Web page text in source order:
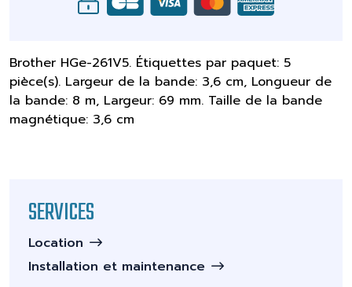
Brother HGe-261V5. Étiquettes par paquet: 5
pièce(s). Largeur de la bande: 3,6 cm, Longueur de
la bande: 8 m, Largeur: 69 mm. Taille de la bande
magnétique: 3,6 cm
SERVICES
Location
Installation et maintenance